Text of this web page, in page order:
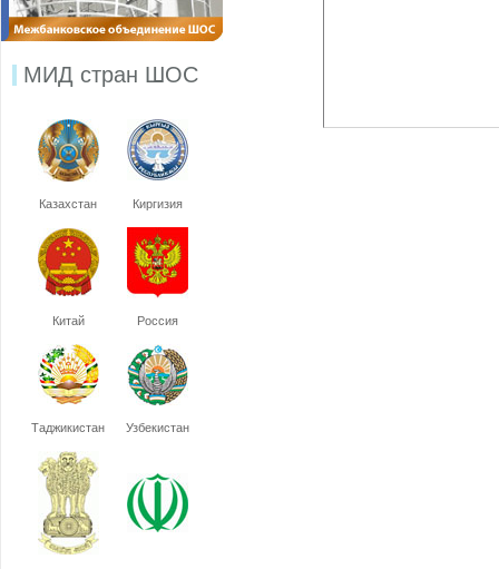
МИД стран ШОС
Казахстан Киргизия
Китай Россия
Таджикистан Узбекистан